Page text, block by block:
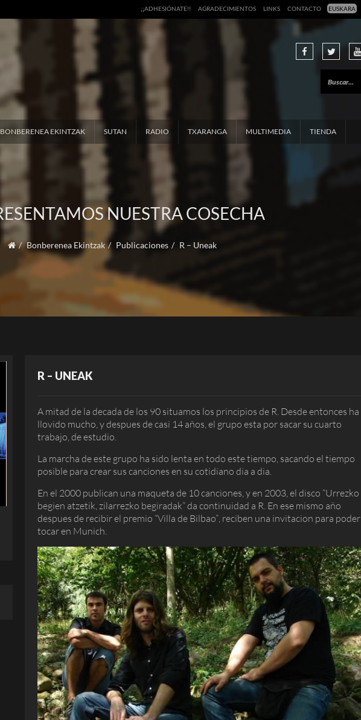
EUSKARA
¡¡ADHESIÓNATE!! AGRADECIMIENTOS LINKS CONTACTO
BONBERENEA EKINTZAK SUTAN RADIO TXARANGA MULTIMEDIA TIENDA
NUESTRA COSECHA
Bonberenea Ekintzak Publicaciones R – Uneak
R – UNEAK
A mitad de la decada de los 90 situamos los principios de R. Desde entonces ha
llovido mucho, y despues de casi 14 años, el grupo esta por sacar su cuarto
trabajo, de estudio.
La marcha de este grupo ha sido lenta en todo este tiempo, sacando el tiempo
posible para crear sus canciones en su cotidiano dia a dia.
En el 2000 publican una maqueta de 10 canciones, y en 2003, el disco “Urrezko
begien atzetik, zilarrezko begiradak” da continuidad a R. En ese mismo año
despues de recibir el premio “Villa de Bilbao”, reciben una invitacion para poder
tocar en Munich.